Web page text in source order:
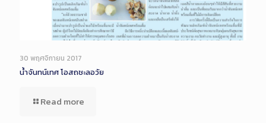
30 พฤศจิกายน 2017
น้ำจันทน์เทศ โอสถชะลอวัย
Read more